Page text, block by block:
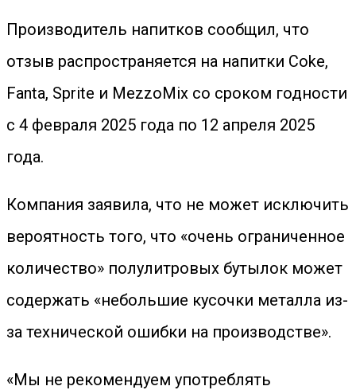
Производитель напитков сообщил, что
отзыв распространяется на напитки Coke,
Fanta, Sprite и MezzoMix со сроком годности
с 4 февраля 2025 года по 12 апреля 2025
года.
Компания заявила, что не может исключить
вероятность того, что «очень ограниченное
количество» полулитровых бутылок может
содержать «небольшие кусочки металла из-
за технической ошибки на производстве».
«Мы не рекомендуем употреблять